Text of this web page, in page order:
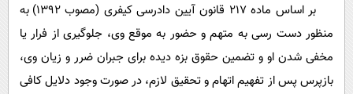
بر اساس ماده 217 قانون آیین دادرسی کیفری (مصوب 1392) به
منظور دست رسی به متهم و حضور به موقع وی، جلوگیری از فرار یا
مخفی شدن او و تضمین حقوق بزه دیده برای جبران ضرر و زیان وی،
بازپرس پس از تفهیم اتهام و تحقیق لازم، در صورت وجود دلایل کافی